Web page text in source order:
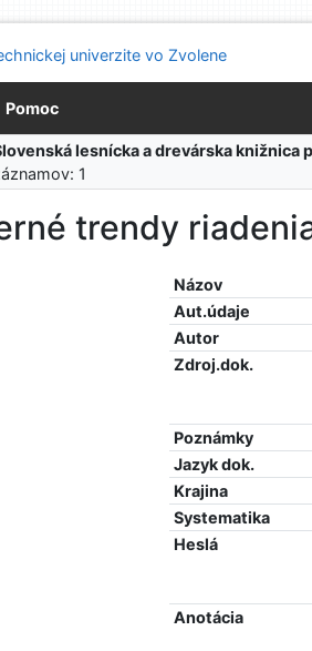
Pomoc
lesnícka a drevárska knižnica
1
trendy
Názov
Aut.údaje
Autor
Zdroj.dok.
Poznámky
Jazyk dok.
Krajina
Systematika
Heslá
Anotácia